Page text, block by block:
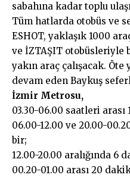
sabahına kadar toplu
Tüm hatlarda otobüs ve
ESHOT, yaklaşık 1000
ve İZTAŞIT otobüsleriyle
yakın araç çalışacak.
devam eden Baykuş
İzmir Metrosu,
03.30-06.00 saatleri
06.00-12.00 ve 20.00-
bir;
12.00-20.00 aralığında 6
00.20-01.00 arası 20